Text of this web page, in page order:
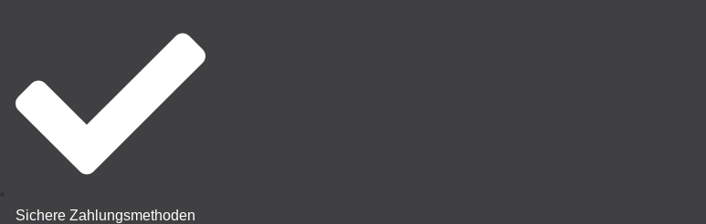
Sichere Zahlungsmethoden